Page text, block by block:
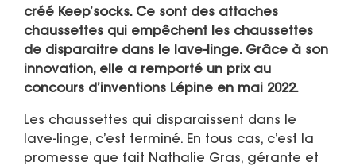
créé Keep’socks. Ce sont des attaches
chaussettes qui empêchent les chaussettes
de disparaitre dans le lave-linge. Grâce à son
innovation, elle a remporté un prix au
concours d’inventions Lépine en mai 2022.
Les chaussettes qui disparaissent dans le
lave-linge, c’est terminé. En tous cas, c’est la
promesse que fait Nathalie Gras, gérante et